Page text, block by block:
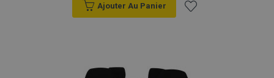
Ajouter Au Panier